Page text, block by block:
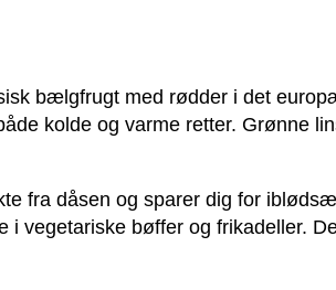
bælgfrugt med rødder i det
kolde og varme retter. Grønne
fra dåsen og sparer dig for
i vegetariske bøffer og frikadeller.